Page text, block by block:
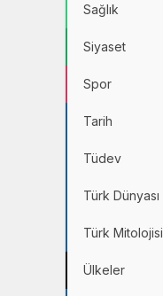
Sağlık
Siyaset
Spor
Tarih
Tüdev
Türk Dünyası
Türk Mitolojisi
Ülkeler